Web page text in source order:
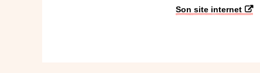
Son site internet